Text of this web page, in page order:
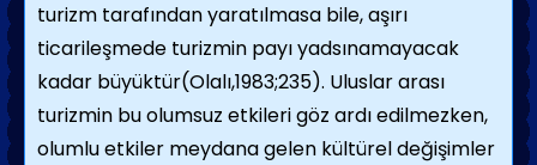
turizm tarafından yaratılmasa bile, aşırı
ticarileşmede turizmin payı yadsınamayacak
kadar büyüktür(Olalı,1983;235). Uluslar arası
turizmin bu olumsuz etkileri göz ardı edilmezken,
olumlu etkiler meydana gelen kültürel değişimler